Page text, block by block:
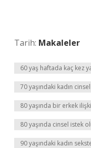
Tarih: Makaleler
60 yaş haftada kaç kez
70 yaşındaki kadın
80 yaşında bir erkek
80 yaşında cinsel istek
90 yaşındaki kadın